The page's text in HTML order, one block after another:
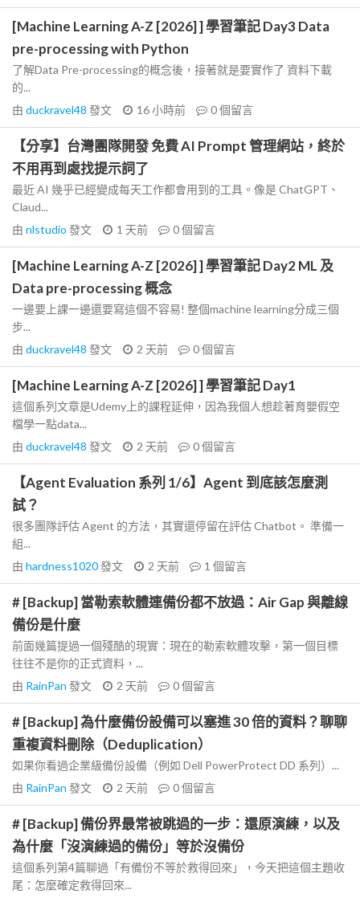
[Machine Learning A-Z [2026] ] 學習筆記 Day3 Data
pre-processing with Python
了解Data Pre-processing的概念後，接著就是要實作了 資料下載
的...
由 duckravel48 發文 16 小時前 0個留言
【分享】台灣團隊開發 免費 AI Prompt 管理網站，終於
不用再到處找提示詞了
最近 AI 幾乎已經變成每天工作都會用到的工具。像是 ChatGPT、
Claud...
由 nlstudio 發文 1 天前 0個留言
[Machine Learning A-Z [2026] ] 學習筆記 Day2 ML 及
Data pre-processing 概念
一邊要上課一邊還要寫這個不容易! 整個machine learning分成三個
步...
由 duckravel48 發文 2 天前 0個留言
[Machine Learning A-Z [2026] ] 學習筆記 Day1
這個系列文章是Udemy上的課程延伸，因為我個人想趁著育嬰假空
檔學一點data...
由 duckravel48 發文 2 天前 0個留言
【Agent Evaluation 系列 1/6】Agent 到底該怎麼測
試？
很多團隊評估 Agent 的方法，其實還停留在評估 Chatbot。 準備一
組...
由 hardness1020發文 2 天前 1 個留言
# [Backup] 當勒索軟體連備份都不放過：Air Gap 與離線
備份是什麼
前面幾篇提過一個殘酷的現實：現在的勒索軟體攻擊，第一個目標
往往不是你的正式資料，...
由 RainPan 發文 2 天前 0個留言
# [Backup] 為什麼備份設備可以塞進 30 倍的資料？聊聊
重複資料刪除（Deduplication）
如果你看過企業級備份設備（例如 Dell PowerProtect DD 系列）...
由 RainPan 發文 2 天前 0個留言
# [Backup] 備份界最常被跳過的一步：還原演練，以及
為什麼「沒演練過的備份」等於沒備份
這個系列第4篇聊過「有備份不等於救得回來」，今天把這個主題收
尾：怎麼確定救得回來...